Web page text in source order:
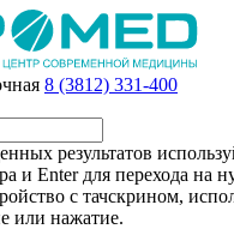
8 (3812) 331-400
результатов
и Enter для перехода на
с тачскрином,
или нажатие.